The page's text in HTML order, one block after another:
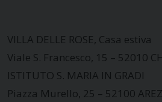
VILLA DELLE ROSE, Casa estiva
Viale S. Francesco, 15 – 52010
ISTITUTO S. MARIA IN GRADI
Piazza Murello, 25 – 52100